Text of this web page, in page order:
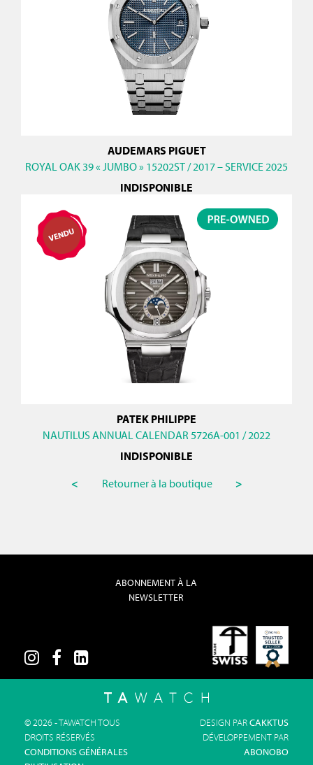
AUDEMARS PIGUET
ROYAL OAK 39 « JUMBO » 15202ST / 2017 – SERVICE 2025
INDISPONIBLE
PATEK PHILIPPE
NAUTILUS ANNUAL CALENDAR 5726A-001 / 2022
INDISPONIBLE
<
Retourner à la boutique >
ABONNEMENT À LA
NEWSLETTER
© 2026 - TAWATCH TOUS
DROITS RÉSERVÉS
CONDITIONS GÉNÉRALES
DESIGN PARCAKKTUS
DÉVELOPPEMENT PAR
ABONOBO